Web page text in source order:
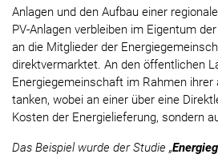
Anlagen und den Aufbau einer
PV-Anlagen verbleiben im Eigentum
an die Mitglieder der
direktvermarktet. An den öffentlichen
Energiegemeinschaft im Rahmen
tanken, wobei an einer über eine
Kosten der Energielieferung, sondern
Das Beispiel wurde der Studie „